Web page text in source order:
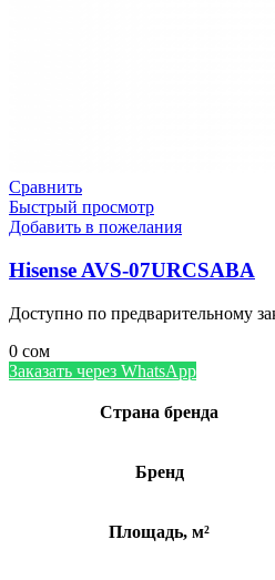
Сравнить
Быстрый просмотр
Добавить в пожелания
Hisense AVS-07URCSABA
Доступно по предварительному
0 сом
Заказать через WhatsApp
Страна бренда
Бренд
Площадь, м²